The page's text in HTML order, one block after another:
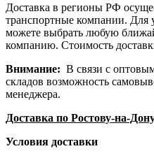
Доставка в регионы РФ
транспортные компании. Для
можете выбрать любую
компанию. Стоимость
Внимание: В связи с
складов возможность
менеджера.
Доставка по Ростову-на-
Условия доставки